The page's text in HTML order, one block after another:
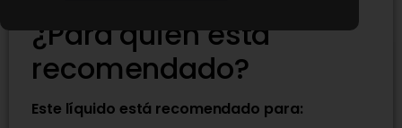
¿Para quién está
recomendado?
Este líquido está recomendado para: